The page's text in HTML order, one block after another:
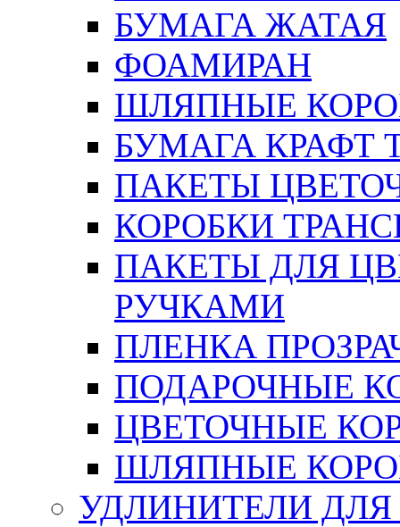
БУМАГА ЖАТАЯ
ФОАМИРАН
ШЛЯПНЫЕ
БУМАГА КРАФТ
ПАКЕТЫ
КОРОБКИ
ПАКЕТЫ ДЛЯ
РУЧКАМИ
ПЛЕНКА
ПОДАРОЧНЫЕ
ЦВЕТОЧНЫЕ
ШЛЯПНЫЕ
УДЛИНИТЕЛИ